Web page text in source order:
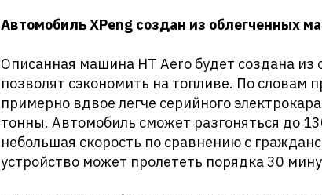
Автомобиль XPeng создан из облегченных
Описанная машина HT Aero будет создана из
позволят сэкономить на топливе. По словам
примерно вдвое легче серийного
тонны. Автомобиль сможет разгоняться до
небольшая скорость по сравнению с
устройство может пролететь порядка 30